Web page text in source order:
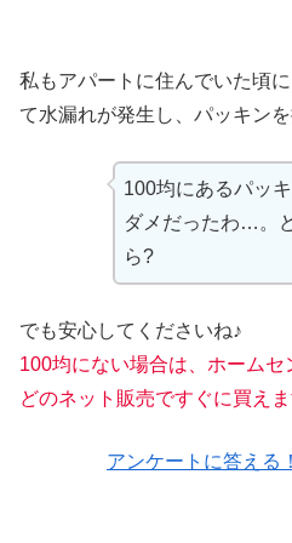
私もアパートに住んでいた頃
て水漏れが発生し、パッキン
100均にあるパッ
ダメだったわ…。
ら?
でも安心してくださいね♪
100均にない場合は、ホーム
どのネット販売ですぐに買え
アンケートに答える